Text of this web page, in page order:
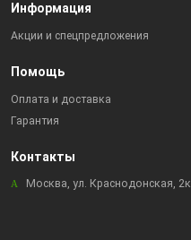
Информация
Акции и спецпредложения
Помощь
Оплата и доставка
Гарантия
Контакты
Москва, ул. Краснодонская,